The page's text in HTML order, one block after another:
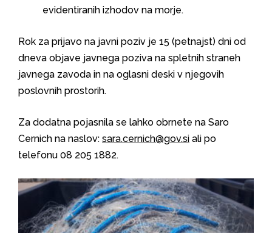
evidentiranih izhodov na morje.
Rok za prijavo na javni poziv je 15 (petnajst) dni od
dneva objave javnega poziva na spletnih straneh
javnega zavoda in na oglasni deski v njegovih
poslovnih prostorih.
Za dodatna pojasnila se lahko obrnete na Saro
Cernich na naslov: sara.cernich@gov.si ali po
telefonu 08 205 1882.